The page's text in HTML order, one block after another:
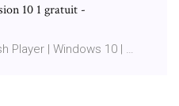
10 1 gratuit -
Player | Windows 10 | …